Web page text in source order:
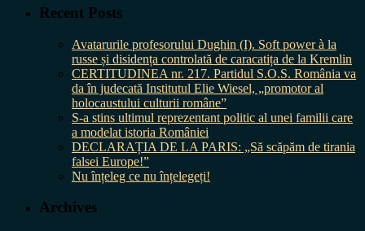
Recent Posts
Avatarurile profesorului Dughin (I). Soft power à la
russe și disidența controlată de caracatița de la Kremlin
CERTITUDINEA nr. 217. Partidul S.O.S. România va
da în judecată Institutul Elie Wiesel, „promotor al
holocaustului culturii române”
S-a stins ultimul reprezentant politic al unei familii care
a modelat istoria României
DECLARAȚIA DE LA PARIS: „Să scăpăm de tirania
falsei Europe!”
Nu înțeleg ce nu înțelegeți!
Archives